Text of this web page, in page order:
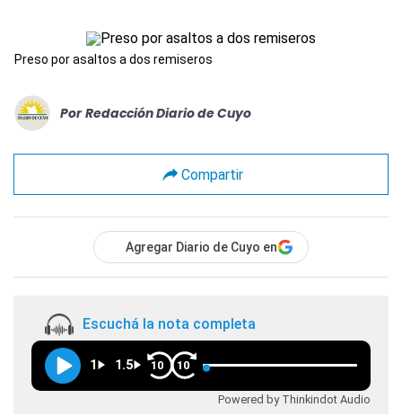
Preso por asaltos a dos remiseros
Por Redacción Diario de Cuyo
Compartir
Agregar Diario de Cuyo en
Escuchá la nota completa
1 1.5 10 10
Powered by Thinkindot Audio